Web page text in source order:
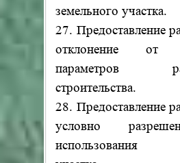
земельного участка.
27. Предоставление
отклонение от
параметров
строительства.
28. Предоставление
условно
использования